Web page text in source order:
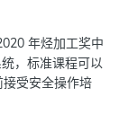
年烃加工奖中
，标准课程可以
受安全操作培